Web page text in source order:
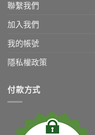
聯繫我們
加入我們
我的帳號
隱私權政策
付款方式